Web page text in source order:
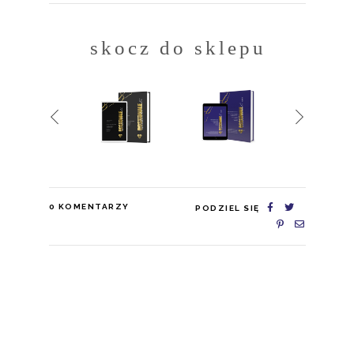
skocz do sklepu
0 KOMENTARZY PODZIEL SIĘ